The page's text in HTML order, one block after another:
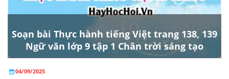
Soạn bài Thực hành tiếng Việt trang 138, 139
Ngữ văn lớp 9 tập 1 Chân trời sáng tạo
04/09/2025